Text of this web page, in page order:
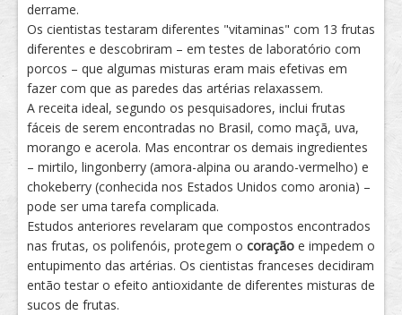
derrame.
Os cientistas testaram diferentes "vitaminas" com 13 frutas
diferentes e descobriram – em testes de laboratório com
porcos – que algumas misturas eram mais efetivas em
fazer com que as paredes das artérias relaxassem.
A receita ideal, segundo os pesquisadores, inclui frutas
fáceis de serem encontradas no Brasil, como maçã, uva,
morango e acerola. Mas encontrar os demais ingredientes
– mirtilo, lingonberry (amora-alpina ou arando-vermelho) e
chokeberry (conhecida nos Estados Unidos como aronia) –
pode ser uma tarefa complicada.
Estudos anteriores revelaram que compostos encontrados
nas frutas, os polifenóis, protegem o coração e impedem o
entupimento das artérias. Os cientistas franceses decidiram
então testar o efeito antioxidante de diferentes misturas de
sucos de frutas.